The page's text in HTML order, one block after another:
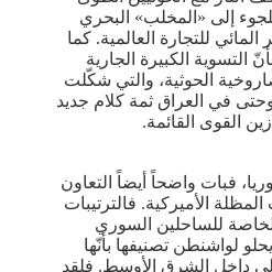
إلى «المخلب» البحري
للتجارة العالمية. كما
التسوية الكبيرة الجارية
الحوثية، والتي شكّلت
وحتى في العراق ثمة كلام جديد
القوى القائمة.
فبات واضحاً أيضاً التعاون
الأميركية. فالترتيبات
للساحلين السوري
لواشنطن تصنيفها بأنّها
داخل الشرق الأوسط. فلقد